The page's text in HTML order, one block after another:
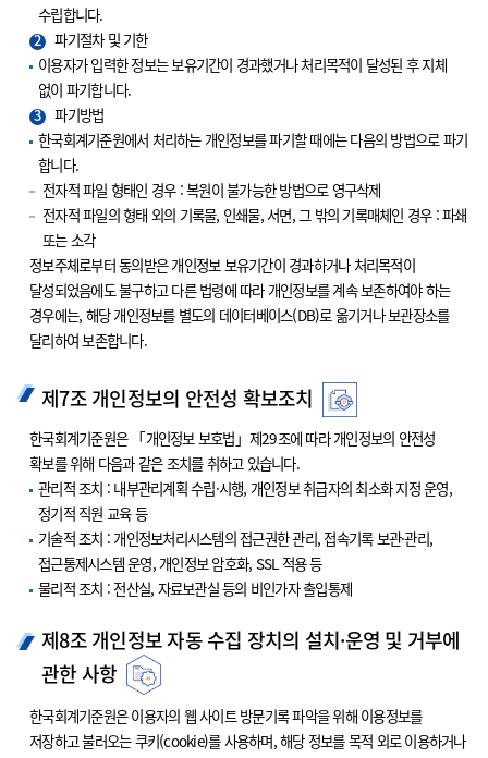
수립합니다.
2
파기절차 및 기한
이용자가 입력한 정보는 보유기간이 경과했거나 처리목적이 달성된 후 지체
없이 파기합니다.
3
파기방법
한국회계기준원에서 처리하는 개인정보를 파기할 때에는 다음의 방법으로 파기
합니다.
전자적 파일 형태인 경우 : 복원이 불가능한 방법으로 영구삭제
전자적 파일의 형태 외의 기록물, 인쇄물, 서면, 그 밖의 기록매체인 경우 : 파쇄
또는 소각
정보주체로부터 동의받은 개인정보 보유기간이 경과하거나 처리목적이
달성되었음에도 불구하고 다른 법령에 따라 개인정보를 계속 보존하여야 하는
경우에는, 해당 개인정보를 별도의 데이터베이스(DB)로 옮기거나 보관장소를
달리하여 보존합니다.
제7조 개인정보의 안전성 확보조치
한국회계기준원은 「개인정보 보호법」제29조에 따라 개인정보의 안전성
확보를 위해 다음과 같은 조치를 취하고 있습니다.
관리적 조치 : 내부관리계획 수립·시행, 개인정보 취급자의 최소화 지정 운영,
정기적 직원 교육 등
기술적 조치 : 개인정보처리시스템의 접근권한 관리, 접속기록 보관·관리,
접근통제시스템 운영, 개인정보 암호화, SSL 적용 등
물리적 조치 : 전산실, 자료보관실 등의 비인가자 출입통제
제8조 개인정보 자동 수집 장치의 설치·운영 및 거부에
관한 사항
한국회계기준원은 이용자의 웹 사이트 방문기록 파악을 위해 이용정보를
저장하고 불러오는 쿠키(cookie)를 사용하며, 해당 정보를 목적 외로 이용하거나